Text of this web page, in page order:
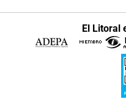
El Litoral